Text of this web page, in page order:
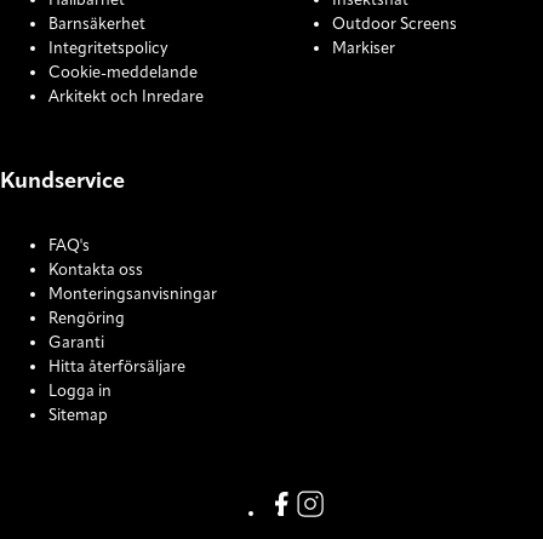
Barnsäkerhet
Integritetspolicy
Cookie-meddelande
Arkitekt och Inredare
Outdoor Screens
Markiser
Kundservice
FAQ's
Kontakta oss
Monteringsanvisningar
Rengöring
Garanti
Hitta återförsäljare
Logga in
Sitemap
Link missing Display text from
Link missing Display text